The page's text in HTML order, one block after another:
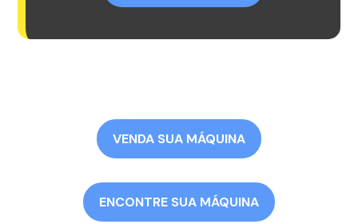
VENDA SUA MÁQUINA
ENCONTRE SUA MÁQUINA